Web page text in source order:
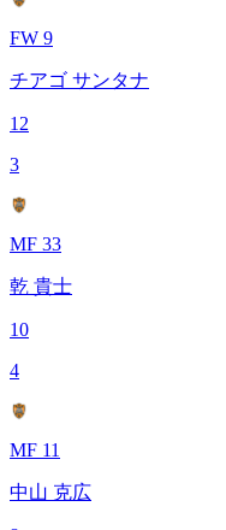
FW 9
チアゴ サンタナ
12
3
MF 33
乾 貴士
10
4
MF 11
中山 克広